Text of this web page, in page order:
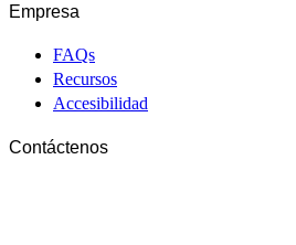
Empresa
FAQs
Recursos
Accesibilidad
Contáctenos